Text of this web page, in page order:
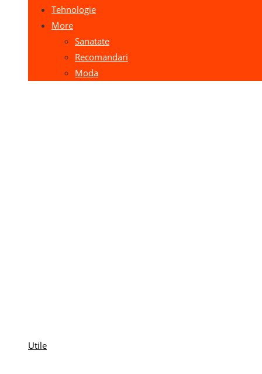
Tehnologie
More
Sanatate
Recomandari
Moda
Utile